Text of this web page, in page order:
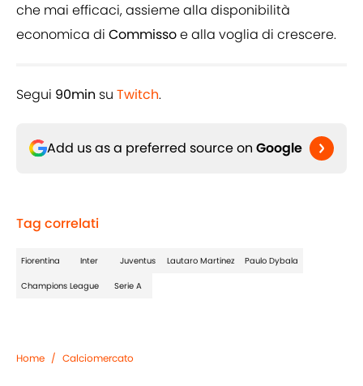
che mai efficaci, assieme alla disponibilità
economica di Commissoe alla voglia di crescere.
Segui 90min su Twitch.
Add us as a preferred source on Google
Tag correlati
Fiorentina Inter Juventus Lautaro Martinez Paulo Dybala
Champions League Serie A
Home / Calciomercato